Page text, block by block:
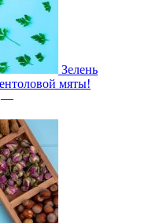
Зелень
мяты!
—